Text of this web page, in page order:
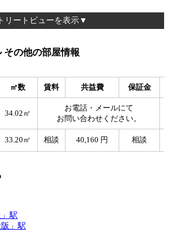
リートビューを表示▼
その他の部屋情報
㎡数 賃料 共益費 保証金
34.02㎡
お電話・メールにて
お問い合わせください。
33.20㎡ 相談 40,160 円 相談
」駅
」駅